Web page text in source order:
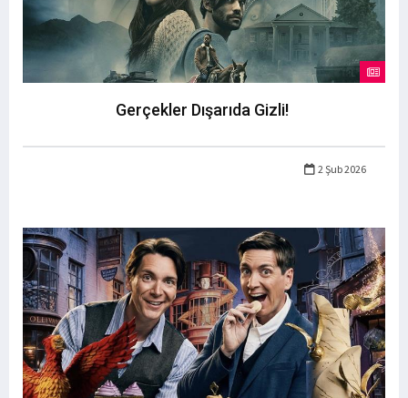
Gerçekler Dışarıda Gizli!
2 Şub 2026